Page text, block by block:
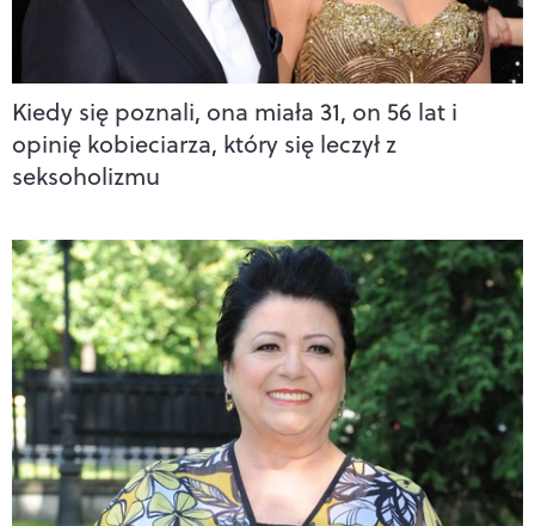
Kiedy się poznali, ona miała 31, on 56 lat i
opinię kobieciarza, który się leczył z
seksoholizmu